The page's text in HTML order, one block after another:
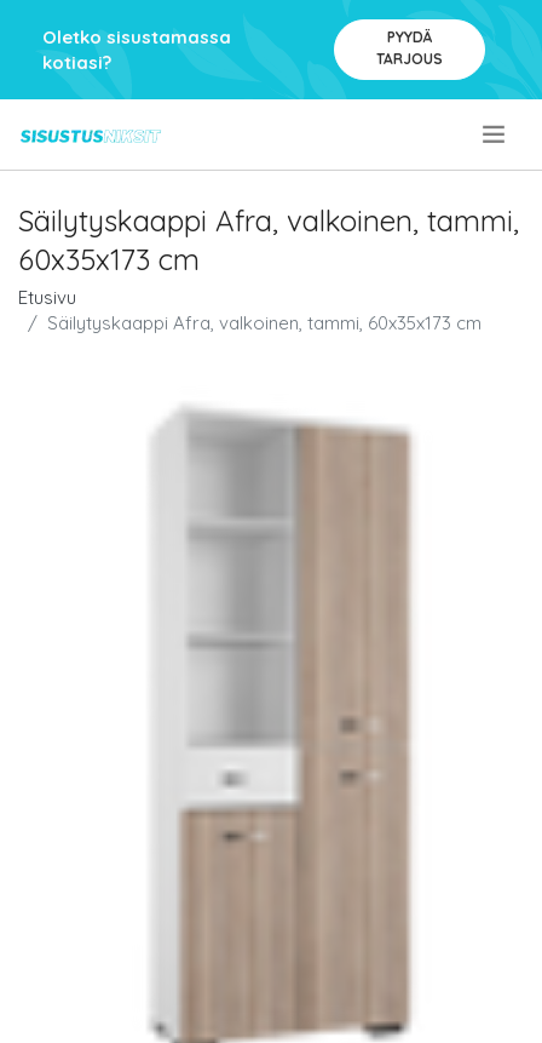
Oletko sisustamassa
kotiasi?
PYYDÄ
TARJOUS
Säilytyskaappi Afra, valkoinen, tammi,
60x35x173 cm
Etusivu
Säilytyskaappi Afra, valkoinen, tammi, 60x35x173 cm